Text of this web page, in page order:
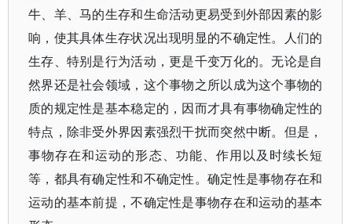
牛、羊、马的生存和生命活动更易受到外部因素的影
响，使其具体生存状况出现明显的不确定性。人们的
生存、特别是行为活动，更是千变万化的。无论是自
然界还是社会领域，这个事物之所以成为这个事物的
质的规定性是基本稳定的，因而才具有事物确定性的
特点，除非受外界因素强烈干扰而突然中断。但是，
事物存在和运动的形态、功能、作用以及时续长短
等，都具有确定性和不确定性。确定性是事物存在和
运动的基本前提，不确定性是事物存在和运动的基本